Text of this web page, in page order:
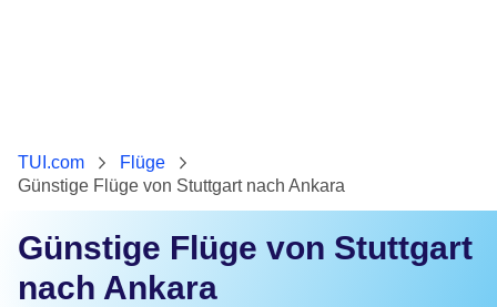
TUI.com
Flüge
Günstige Flüge von Stuttgart nach Ankara
Günstige Flüge von Stuttgart
nach Ankara